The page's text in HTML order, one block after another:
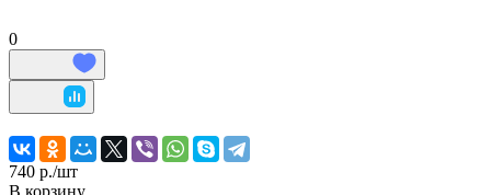
0
740 р./шт
В корзину